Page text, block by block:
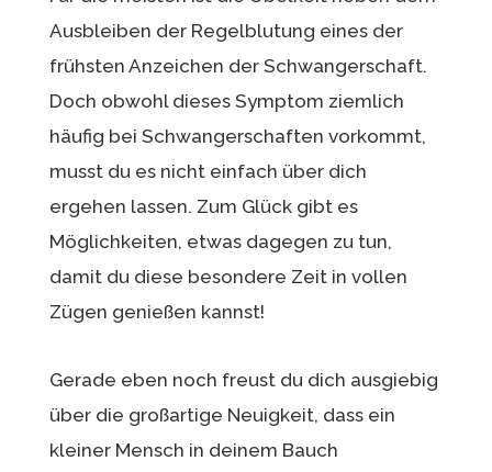
Ausbleiben der Regelblutung eines der
frühsten Anzeichen der Schwangerschaft.
Doch obwohl dieses Symptom ziemlich
häufig bei Schwangerschaften vorkommt,
musst du es nicht einfach über dich
ergehen lassen. Zum Glück gibt es
Möglichkeiten, etwas dagegen zu tun,
damit du diese besondere Zeit in vollen
Zügen genießen kannst!
Gerade eben noch freust du dich ausgiebig
über die großartige Neuigkeit, dass ein
kleiner Mensch in deinem Bauch